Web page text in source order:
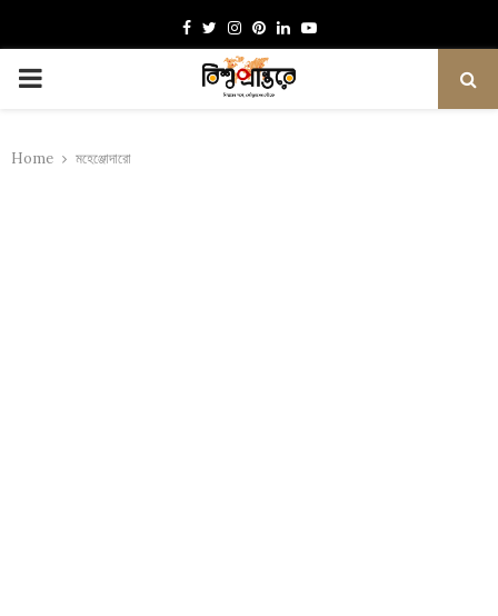
Facebook
TwitterInstagram
Pinterest
LinkedinYoutube
PRIMARY
Home মহেঞ্জোদারো